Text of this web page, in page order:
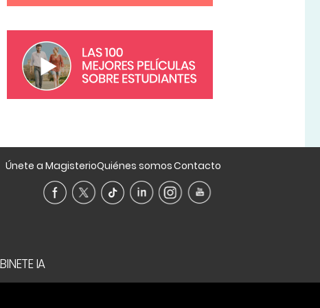
Únete a MagisterioQuiénes somosContacto
IA